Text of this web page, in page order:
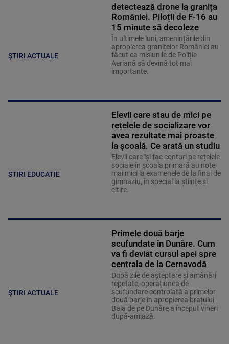
ȘTIRI ACTUALE
detectează drone la granița
României. Piloții de F-16 au
15 minute să decoleze
În ultimele luni, amenințările din
apropierea granițelor României au
făcut ca misiunile de Poliție
Aeriană să devină tot mai
importante.
STIRI EDUCATIE
Elevii care stau de mici pe
rețelele de socializare vor
avea rezultate mai proaste
la școală. Ce arată un studiu
Elevii care îşi fac conturi pe rețelele
sociale în școala primară au note
mai mici la examenele de la final de
gimnaziu, în special la științe și
citire.
ȘTIRI ACTUALE
Primele două barje
scufundate în Dunăre. Cum
va fi deviat cursul apei spre
centrala de la Cernavodă
După zile de așteptare și amânări
repetate, operațiunea de
scufundare controlată a primelor
două barje în apropierea brațului
Bala de pe Dunăre a început vineri
după-amiază.